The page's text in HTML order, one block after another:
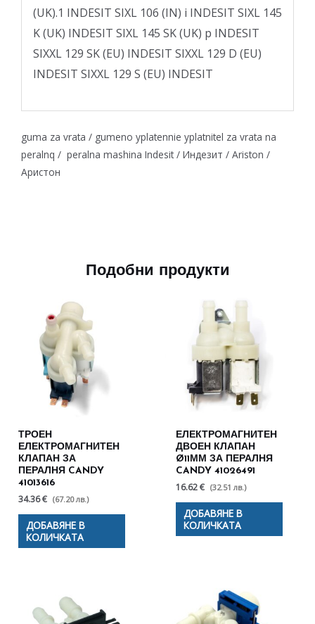
(UK).1 INDESIT SIXL 106 (IN) i INDESIT SIXL 145
K (UK) INDESIT SIXL 145 SK (UK) p INDESIT
SIXXL 129 SK (EU) INDESIT SIXXL 129 D (EU)
INDESIT SIXXL 129 S (EU) INDESIT
guma za vrata / gumeno yplatennie yplatnitel za vrata na
peralnq / peralna mashina Indesit / Индезит / Ariston /
Аристон
Подобни продукти
ТРОЕН
ЕЛЕКТРОМАГНИТЕН
КЛАПАН ЗА
ПЕРАЛНЯ CANDY
41013616
34.36 € (67.20 лв.)
ДОБАВЯНЕ В
КОЛИЧКАТА
ЕЛЕКТРОМАГНИТЕН
ДВОЕН КЛАПАН
Ø11ММ ЗА ПЕРАЛНЯ
CANDY 41026491
16.62 € (32.51 лв.)
ДОБАВЯНЕ В
КОЛИЧКАТА